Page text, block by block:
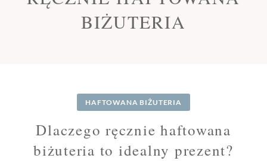
BIŻUTERIA
HAFTOWANA BIŻUTERIA
Dlaczego ręcznie haftowana
biżuteria to idealny prezent?